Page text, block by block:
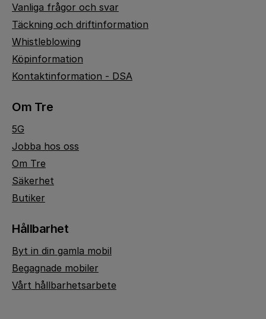
Vanliga frågor och svar
Täckning och driftinformation
Whistleblowing
Köpinformation
Kontaktinformation - DSA
Om Tre
5G
Jobba hos oss
Om Tre
Säkerhet
Butiker
Hållbarhet
Byt in din gamla mobil
Begagnade mobiler
Vårt hållbarhetsarbete